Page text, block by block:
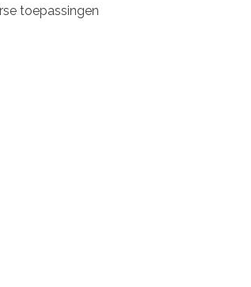
toepassingen